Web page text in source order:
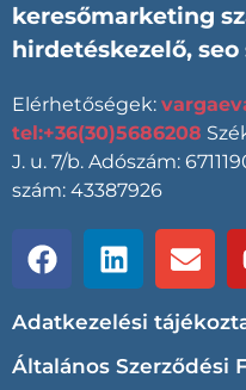
keresőmarketing
hirdetéskezelő, seo
Elérhetőségek:
tel:+36(30)5686208
J. u. 7/b. Adószám:
szám: 43387926
Adatkezelési
Általános Szerződési